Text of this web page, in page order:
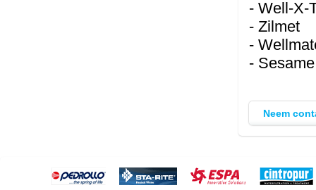
- Well-X-
- Zilmet
-
-
Neem